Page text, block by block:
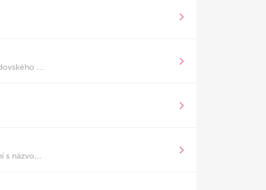
...
s názvo...